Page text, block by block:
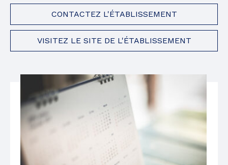
CONTACTEZ L'ÉTABLISSEMENT
VISITEZ LE SITE DE L'ÉTABLISSEMENT